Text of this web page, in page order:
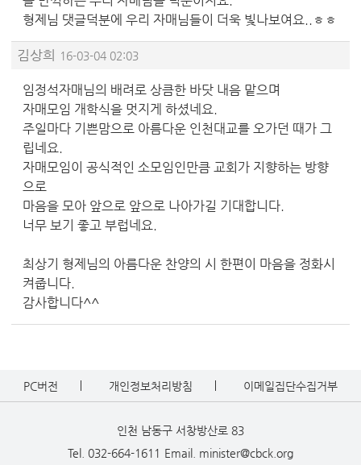
형제님 댓글덕분에 우리 자매님들이 더욱 빛나보여요..ㅎㅎ
김상희 16-03-04 02:03
임정석자매님의 배려로 상큼한 바닷 내음 맡으며
자매모임 개학식을 멋지게 하셨네요.
주일마다 기쁜맘으로 아름다운 인천대교를 오가던 때가 그
립네요.
자매모임이 공식적인 소모임인만큼 교회가 지향하는 방향
으로
마음을 모아 앞으로 앞으로 나아가길 기대합니다.
너무 보기 좋고 부럽네요.
최상기 형제님의 아름다운 찬양의 시 한편이 마음을 정화시
켜줍니다.
감사합니다^^
PC버전 개인정보처리방침 이메일집단수집거부
인천 남동구 서창방산로 83
Tel. 032-664-1611 Email. minister@cbck.org